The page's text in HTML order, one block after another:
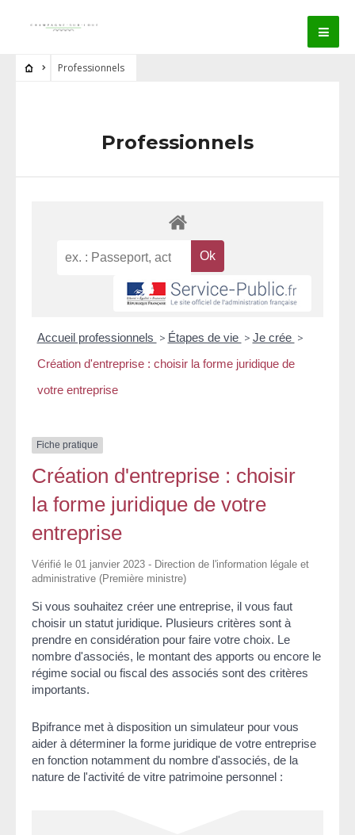
Professionnels
Professionnels
Accueil professionnels > Étapes de vie > Je crée >
Création d'entreprise : choisir la forme juridique de
votre entreprise
Fiche pratique
Création d'entreprise : choisir
la forme juridique de votre
entreprise
Vérifié le 01 janvier 2023 - Direction de l'information légale et
administrative (Première ministre)
Si vous souhaitez créer une entreprise, il vous faut
choisir un statut juridique. Plusieurs critères sont à
prendre en considération pour faire votre choix. Le
nombre d'associés, le montant des apports ou encore le
régime social ou fiscal des associés sont des critères
importants.
Bpifrance met à disposition un simulateur pour vous
aider à déterminer la forme juridique de votre entreprise
en fonction notamment du nombre d'associés, de la
nature de l'activité de vitre patrimoine personnel :